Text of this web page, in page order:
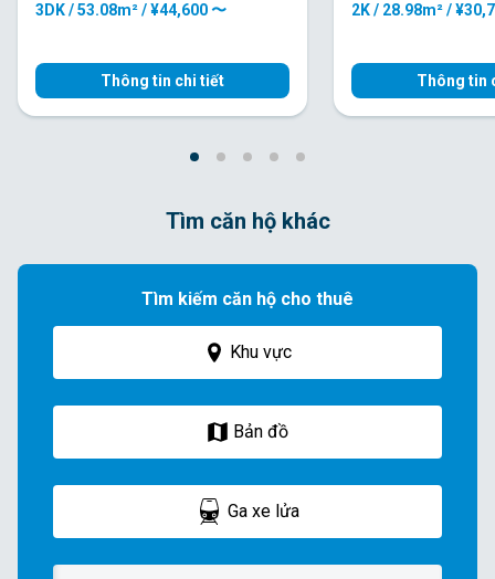
3DK / 53.08m² / ¥44,600 〜
Thông tin chi tiết
2K / 28.98m² /
Thông tin
Tìm căn hộ khác
Tìm kiếm căn hộ cho thuê
Khu vực
Bản đồ
Ga xe lửa